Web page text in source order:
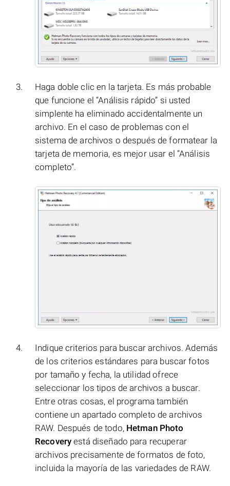
Haga doble clic en la tarjeta. Es más probable
que funcione el “Análisis rápido” si usted
simplente ha eliminado accidentalmente un
archivo. En el caso de problemas con el
sistema de archivos o después de formatear la
tarjeta de memoria, es mejor usar el “Análisis
completo”.
Indique criterios para buscar archivos. Además
de los criterios estándares para buscar fotos
por tamaño y fecha, la utilidad ofrece
seleccionar los tipos de archivos a buscar.
Entre otras cosas, el programa también
contiene un apartado completo de archivos
RAW. Después de todo, Hetman Photo
Recovery está diseñado para recuperar
archivos precisamente de formatos de foto,
incluida la mayoría de las variedades de RAW.